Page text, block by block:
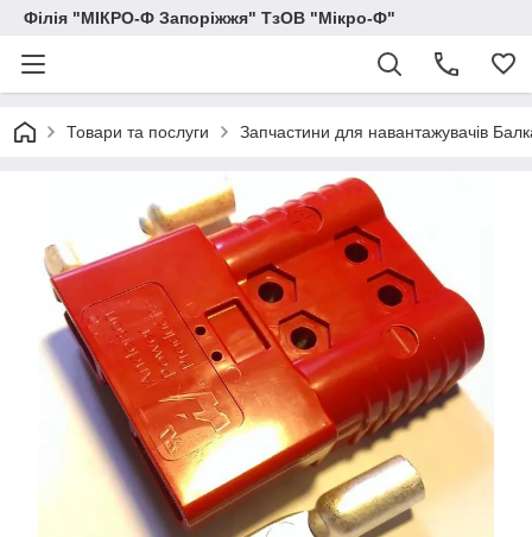
Філія "МІКРО-Ф Запоріжжя" ТзОВ "Мікро-Ф"
Товари та послуги Запчастини для навантажувачів